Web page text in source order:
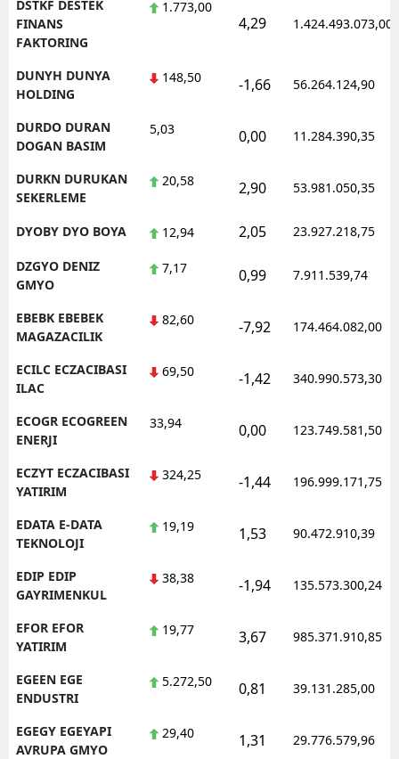
DSTKF DESTEK
FINANS
FAKTORING
1.773,00
4,29 1.424.493.073,00
DUNYH DUNYA
HOLDING
148,50 -1,66 56.264.124,90
DURDO DURAN
DOGAN BASIM
5,03 0,00 11.284.390,35
DURKN DURUKAN
SEKERLEME
20,58 2,90 53.981.050,35
DYOBY DYO BOYA 12,94 2,05 23.927.218,75
DZGYO DENIZ
GMYO
7,17 0,99 7.911.539,74
EBEBK EBEBEK
MAGAZACILIK
82,60 -7,92 174.464.082,00
ECILC ECZACIBASI
ILAC
69,50 -1,42 340.990.573,30
ECOGR ECOGREEN
ENERJI
33,94 0,00 123.749.581,50
ECZYT ECZACIBASI
YATIRIM
324,25 -1,44 196.999.171,75
EDATA E-DATA
TEKNOLOJI
19,19 1,53 90.472.910,39
EDIP EDIP
GAYRIMENKUL
38,38 -1,94 135.573.300,24
EFOR EFOR
YATIRIM
19,77 3,67 985.371.910,85
EGEEN EGE
ENDUSTRI
5.272,50 0,81 39.131.285,00
EGEGY EGEYAPI
AVRUPA GMYO
29,40 1,31 29.776.579,96